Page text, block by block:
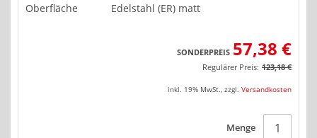
Oberfläche
Edelstahl (ER) matt
SONDERPREIS 57,38 €
Regulärer Preis: 123,18 €
inkl. 19% MwSt., zzgl. Versandkosten
Menge